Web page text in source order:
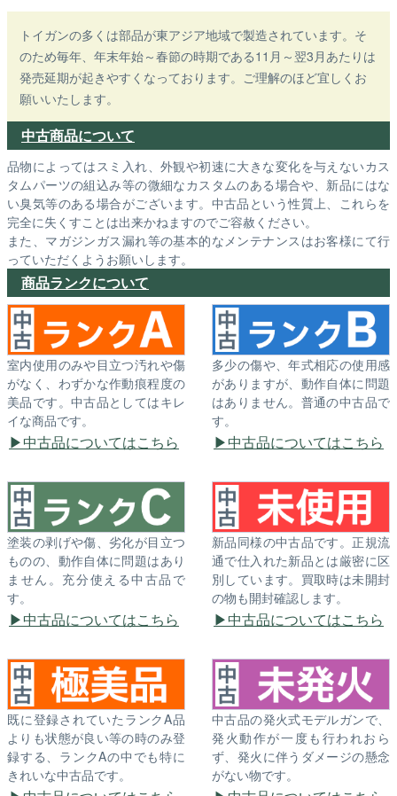
トイガンの多くは部品が東アジア地域で製造されています。そ
のため毎年、年末年始～春節の時期である11月～翌3月あたりは
発売延期が起きやすくなっております。ご理解のほど宜しくお
願いいたします。
中古商品について
品物によってはスミ入れ、外観や初速に大きな変化を与えないカス
タムパーツの組込み等の微細なカスタムのある場合や、新品にはな
い臭気等のある場合がございます。中古品という性質上、これらを
完全に失くすことは出来かねますのでご容赦ください。
また、マガジンガス漏れ等の基本的なメンテナンスはお客様にて行
っていただくようお願いします。
商品ランクについて
室内使用のみや目立つ汚れや傷
がなく、わずかな作動痕程度の
美品です。中古品としてはキレ
イな商品です。
中古品についてはこちら
多少の傷や、年式相応の使用感
がありますが、動作自体に問題
はありません。普通の中古品で
す。
中古品についてはこちら
塗装の剥げや傷、劣化が目立つ
ものの、動作自体に問題はあり
ません。充分使える中古品で
す。
中古品についてはこちら
新品同様の中古品です。正規流
通で仕入れた新品とは厳密に区
別しています。買取時は未開封
の物も開封確認します。
中古品についてはこちら
既に登録されていたランクA品
よりも状態が良い等の時のみ登
録する、ランクAの中でも特に
きれいな中古品です。
中古品の発火式モデルガンで、
発火動作が一度も行われおら
ず、発火に伴うダメージの懸念
がない物です。